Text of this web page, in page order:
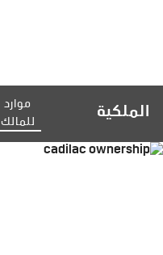
الملكية
موارد
للمالك